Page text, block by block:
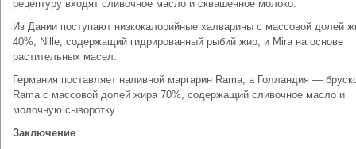
рецептуру входят сливочное масло и сквашенное молоко.
Из Дании поступают низкокалорийные халварины с массовой долей
40%; Nille, содержащий гидрированный рыбий жир, и Mira на основе
растительных масел.
Германия поставляет наливной маргарин Rama, а Голландия —
Rama с массовой долей жира 70%, содержащий сливочное масло и
молочную сыворотку.
Заключение